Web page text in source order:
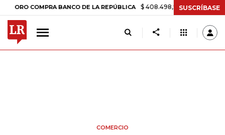
COMPRA BANCO DE LA REPÚBLICA $ 408.498,97 +$ 8.753,81 +2,19%
SUSCRÍBASE
COMERCIO